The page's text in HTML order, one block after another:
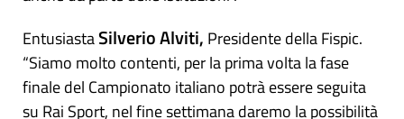
EntusiastaSilverio Alviti, Presidente della Fispic.
“Siamo molto contenti, per la prima volta la fase
finale del Campionato italiano potrà essere seguita
su Rai Sport, nel fine settimana daremo la possibilità